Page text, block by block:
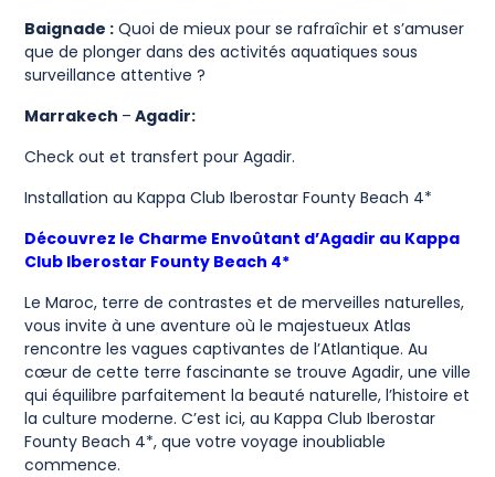
Baignade : Quoi de mieux pour se rafraîchir et s’amuser
que de plonger dans des activités aquatiques sous
surveillance attentive ?
Marrakech – Agadir:
Check out et transfert pour Agadir.
Installation au Kappa Club Iberostar Founty Beach 4*
Découvrez le Charme Envoûtant d’Agadir au Kappa
Club Iberostar Founty Beach 4*
Le Maroc, terre de contrastes et de merveilles naturelles,
vous invite à une aventure où le majestueux Atlas
rencontre les vagues captivantes de l’Atlantique. Au
cœur de cette terre fascinante se trouve Agadir, une ville
qui équilibre parfaitement la beauté naturelle, l’histoire et
la culture moderne. C’est ici, au Kappa Club Iberostar
Founty Beach 4*, que votre voyage inoubliable
commence.